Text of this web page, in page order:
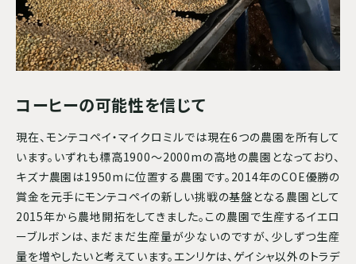
コーヒーの可能性を信じて
現在、モンテコペイ・マイクロミルでは現在6つの農園を所有して
います。いずれも標高1900～2000mの高地の農園となっており、
キズナ農園は1950mに位置する農園です。2014年のCOE優勝の
賞金を元手にモンテコペイの新しい挑戦の基盤となる農園として
2015年から農地開拓をしてきました。この農園で生産するイエロ
ーブルボンは、まだまだ生産量が少ないのですが、少しずつ生産
量を増やしたいと考えています。エンリケは、ゲイシャ以外のトラデ